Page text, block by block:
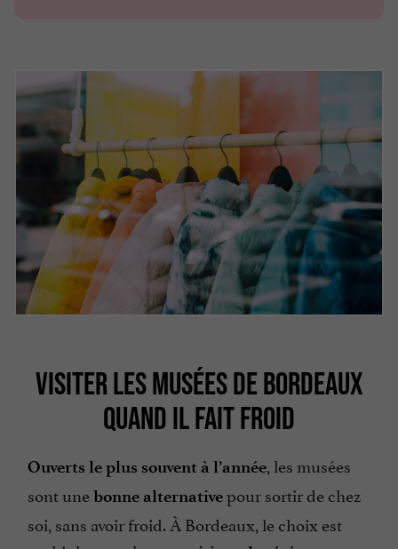
VISITER LES MUSÉES DE BORDEAUX
QUAND IL FAIT FROID
Ouverts le plus souvent à l’année, les musées
sont unebonne alternativepour sortir de chez
soi, sans avoir froid. À Bordeaux, le choix est